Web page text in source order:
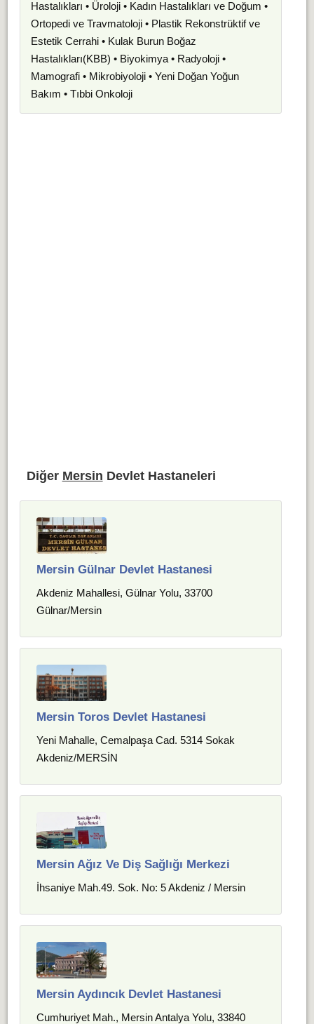
Hastalıkları • Üroloji • Kadın Hastalıkları ve Doğum •
Ortopedi ve Travmatoloji • Plastik Rekonstrüktif ve
Estetik Cerrahi • Kulak Burun Boğaz
Hastalıkları(KBB) • Biyokimya • Radyoloji •
Mamografi • Mikrobiyoloji • Yeni Doğan Yoğun
Bakım • Tıbbi Onkoloji
Diğer Mersin Devlet Hastaneleri
Mersin Gülnar Devlet Hastanesi
Akdeniz Mahallesi, Gülnar Yolu, 33700
Gülnar/Mersin
Mersin Toros Devlet Hastanesi
Yeni Mahalle, Cemalpaşa Cad. 5314 Sokak
Akdeniz/MERSİN
Mersin Ağız Ve Diş Sağlığı Merkezi
İhsaniye Mah.49. Sok. No: 5 Akdeniz / Mersin
Mersin Aydıncık Devlet Hastanesi
Cumhuriyet Mah., Mersin Antalya Yolu, 33840